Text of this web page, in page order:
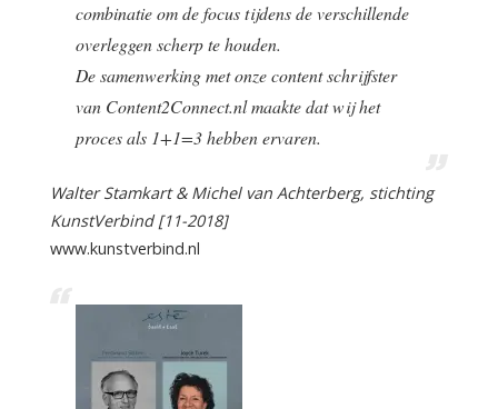
combinatie om de focus tijdens de verschillende
overleggen scherp te houden.
De samenwerking met onze content schrijfster
van Content2Connect.nl maakte dat wij het
proces als 1+1=3 hebben ervaren.
Walter Stamkart & Michel van Achterberg, stichting
KunstVerbind [11-2018]
www.kunstverbind.nl